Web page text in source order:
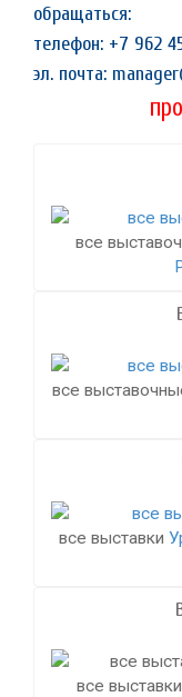
обращаться:
телефон: +7 962
эл. почта:
все
все
все выставки
все